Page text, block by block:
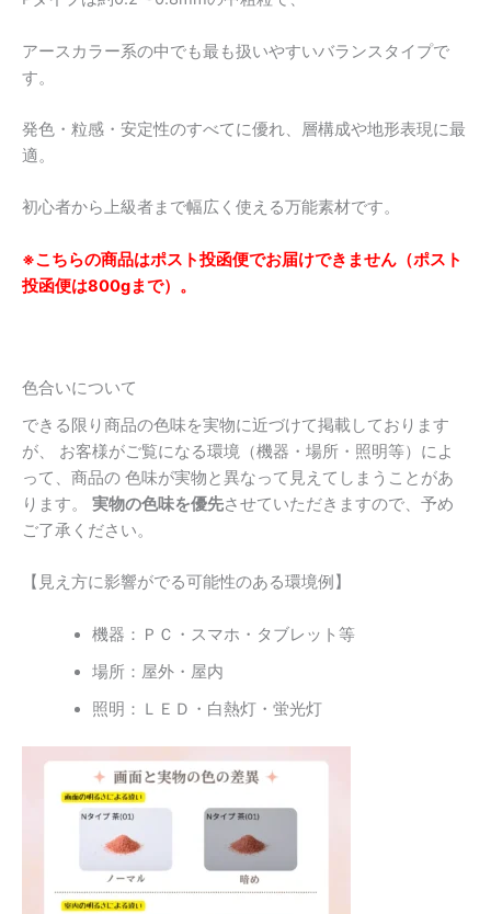
アースカラー系の中でも最も扱いやすいバランスタイプで
す。
発色・粒感・安定性のすべてに優れ、層構成や地形表現に最
適。
初心者から上級者まで幅広く使える万能素材です。
※こちらの商品はポスト投函便でお届けできません（ポスト
投函便は800gまで）。
色合いについて
できる限り商品の色味を実物に近づけて掲載しております
が、 お客様がご覧になる環境（機器・場所・照明等）によ
って、商品の 色味が実物と異なって見えてしまうことがあ
ります。 実物の色味を優先させていただきますので、予め
ご了承ください。
【見え方に影響がでる可能性のある環境例】
機器：ＰＣ・スマホ・タブレット等
場所：屋外・屋内
照明：ＬＥＤ・白熱灯・蛍光灯